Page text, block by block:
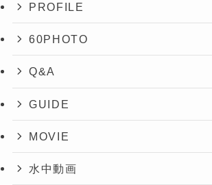
PROFILE
60PHOTO
Q&A
GUIDE
MOVIE
水中動画